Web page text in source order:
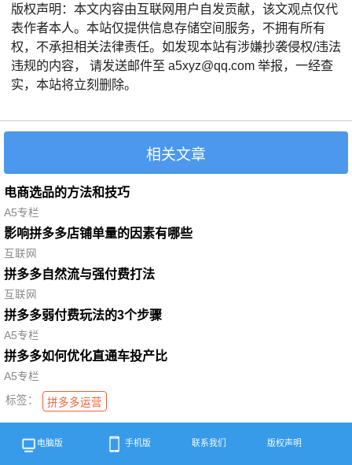
版权声明：本文内容由互联网用户自发贡献，该文观点仅代
表作者本人。本站仅提供信息存储空间服务，不拥有所有
权，不承担相关法律责任。如发现本站有涉嫌抄袭侵权/违法
违规的内容， 请发送邮件至 a5xyz@qq.com 举报，一经查
实，本站将立刻删除。
相关文章
电商选品的方法和技巧
A5专栏
影响拼多多店铺单量的因素有哪些
互联网
拼多多自然流与强付费打法
互联网
拼多多弱付费玩法的3个步骤
A5专栏
拼多多如何优化直通车投产比
A5专栏
标签：
拼多多运营
电脑版 手机版 联系我们 版权声明